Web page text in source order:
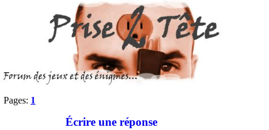
Pages: 1
Écrire une réponse